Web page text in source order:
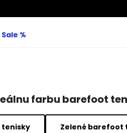
%
farbu barefoot
Zelené barefoot